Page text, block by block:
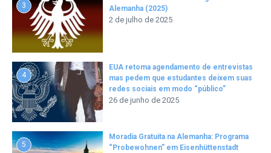
3
Alemanha (2025)
2 de julho de 2025
4
EUA retoma agendamento de entrevistas
mas pedem que estudantes deixem suas
redes sociais em modo “público”
26 de junho de 2025
5
Moradia Gratuita na Alemanha: Programa
“Probewohnen” em Eisenhüttenstadt